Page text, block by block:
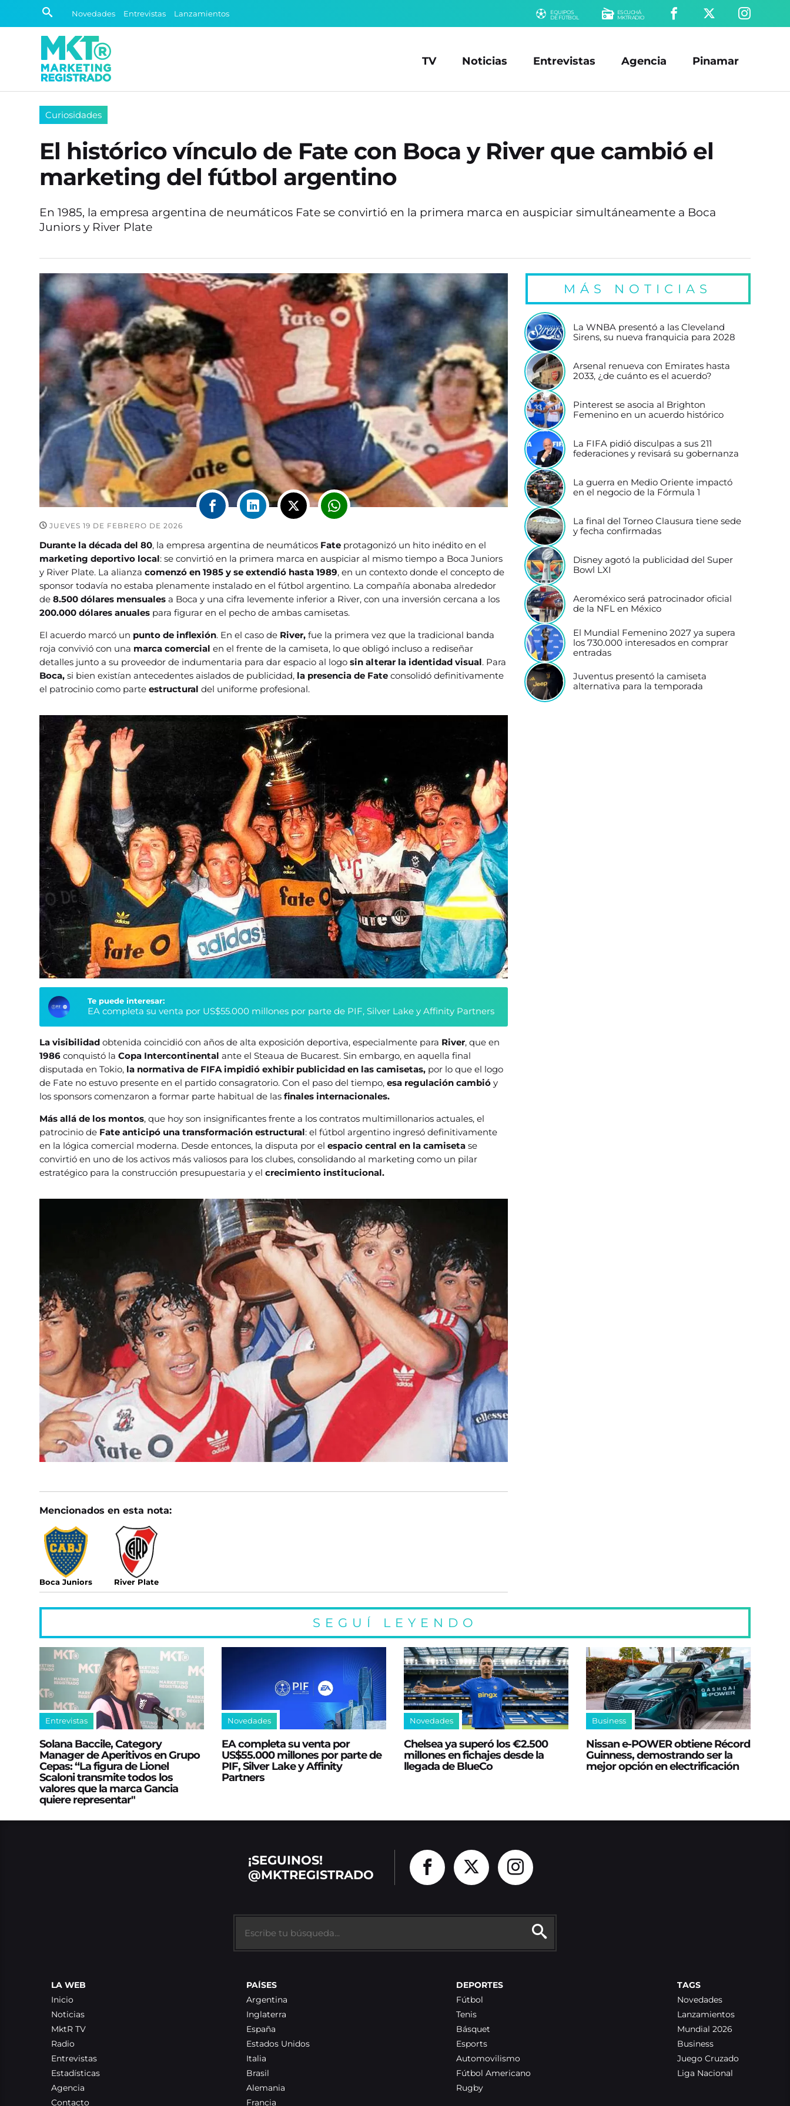
Novedades Entrevistas Lanzamientos
EQUIPOS
DE FÚTBOL
ESCUCHÁ
MKTRADIO
TV Noticias Entrevistas Agencia Pinamar
Curiosidades
El histórico vínculo de Fate con Boca y River que cambió el
marketing del fútbol argentino
En 1985, la empresa argentina de neumáticos Fate se convirtió en la primera marca en auspiciar simultáneamente a Boca
Juniors y River Plate
JUEVES 19 DE FEBRERO DE 2026
Durante la década del 80, la empresa argentina de neumáticos Fate protagonizó un hito inédito en el
marketing deportivo local: se convirtió en la primera marca en auspiciar al mismo tiempo a Boca Juniors
y River Plate. La alianzacomenzó en 1985 y se extendió hasta 1989, en un contexto donde el concepto de
sponsor todavía no estaba plenamente instalado en el fútbol argentino. La compañía abonaba alrededor
de8.500 dólares mensuales a Boca y una cifra levemente inferior a River, con una inversión cercana a los
200.000 dólares anuales para figurar en el pecho de ambas camisetas.
El acuerdo marcó un punto de inflexión. En el caso de River, fue la primera vez que la tradicional banda
roja convivió con una marca comercial en el frente de la camiseta, lo que obligó incluso a rediseñar
detalles junto a su proveedor de indumentaria para dar espacio al logosin alterar la identidad visual. Para
Boca, si bien existían antecedentes aislados de publicidad, la presencia de Fateconsolidó definitivamente
el patrocinio como parteestructuraldel uniforme profesional.
Te puede interesar:
EA completa su venta por US$55.000 millones por parte de PIF, Silver Lake y Affinity Partners
La visibilidad obtenida coincidió con años de alta exposición deportiva, especialmente para River, que en
1986 conquistó laCopa Intercontinentalante el Steaua de Bucarest. Sin embargo, en aquella final
disputada en Tokio, la normativa de FIFA impidió exhibir publicidad en las camisetas, por lo que el logo
de Fate no estuvo presente en el partido consagratorio. Con el paso del tiempo, esa regulación cambióy
los sponsors comenzaron a formar parte habitual de lasfinales internacionales.
Más allá de los montos, que hoy son insignificantes frente a los contratos multimillonarios actuales, el
patrocinio de Fate anticipó una transformación estructural: el fútbol argentino ingresó definitivamente
en la lógica comercial moderna. Desde entonces, la disputa por elespacio central en la camiseta se
convirtió en uno de los activos más valiosos para los clubes, consolidando al marketing como un pilar
estratégico para la construcción presupuestaria y elcrecimiento institucional.
Mencionados en esta nota:
Boca Juniors River Plate
MÁS NOTICIAS
La WNBA presentó a las Cleveland
Sirens, su nueva franquicia para 2028
Arsenal renueva con Emirates hasta
2033, ¿de cuánto es el acuerdo?
Pinterest se asocia al Brighton
Femenino en un acuerdo histórico
La FIFA pidió disculpas a sus 211
federaciones y revisará su gobernanza
La guerra en Medio Oriente impactó
en el negocio de la Fórmula 1
La final del Torneo Clausura tiene sede
y fecha confirmadas
Disney agotó la publicidad del Super
Bowl LXI
Aeroméxico será patrocinador oficial
de la NFL en México
El Mundial Femenino 2027 ya supera
los 730.000 interesados en comprar
entradas
Juventus presentó la camiseta
alternativa para la temporada
SEGUÍ LEYENDO
Entrevistas
Solana Baccile, Category
Manager de Aperitivos en Grupo
Cepas: “La figura de Lionel
Scaloni transmite todos los
valores que la marca Gancia
quiere representar"
Novedades
EA completa su venta por
US$55.000 millones por parte de
PIF, Silver Lake y Affinity
Partners
Novedades
Chelsea ya superó los €2.500
millones en fichajes desde la
llegada de BlueCo
Business
Nissan e‑POWER obtiene Récord
Guinness, demostrando ser la
mejor opción en electrificación
¡SEGUINOS!
@MKTREGISTRADO
LA WEB
Inicio
Noticias
MktR TV
Radio
Entrevistas
Estadísticas
Agencia
Contacto
PAÍSES
Argentina
Inglaterra
España
Estados Unidos
Italia
Brasil
Alemania
Francia
DEPORTES
Fútbol
Tenis
Básquet
Esports
Automovilismo
Fútbol Americano
Rugby
TAGS
Novedades
Lanzamientos
Mundial 2026
Business
Juego Cruzado
Liga Nacional